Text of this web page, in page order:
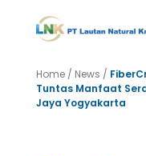
Home/ News /
Tuntas Manfaat
Jaya Yogyakarta